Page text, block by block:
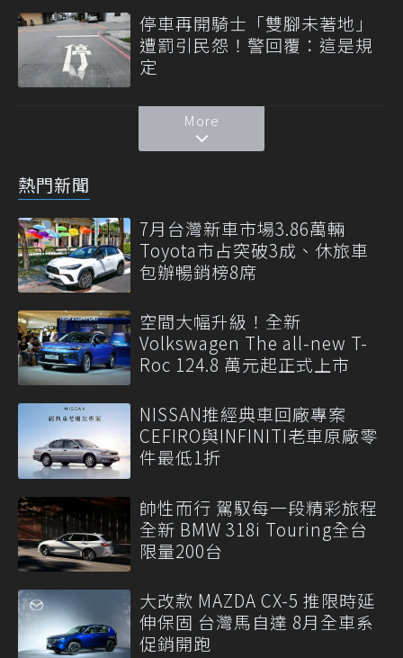
停車再開騎士「雙腳未著地」
遭罰引民怨！警回覆：這是規
定
More
熱門新聞
7月台灣新車市場3.86萬輛
Toyota市占突破3成、休旅車
包辦暢銷榜8席
空間大幅升級！全新
Volkswagen The all-new T-
Roc 124.8 萬元起正式上市
NISSAN推經典車回廠專案
CEFIRO與INFINITI老車原廠零
件最低1折
帥性而行 駕馭每一段精彩旅程
全新 BMW 318i Touring全台
限量200台
大改款 MAZDA CX-5 推限時延
伸保固 台灣馬自達 8月全車系
促銷開跑